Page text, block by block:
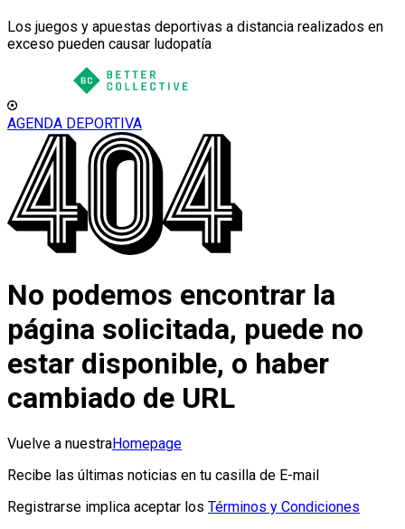
Los juegos y apuestas deportivas a distancia realizados en
exceso pueden causar ludopatía
AGENDA DEPORTIVA
No podemos encontrar la
página solicitada, puede no
estar disponible, o haber
cambiado de URL
Vuelve a nuestraHomepage
Recibe las últimas noticias en tu casilla de E-mail
Registrarse implica aceptar los Términos y Condiciones